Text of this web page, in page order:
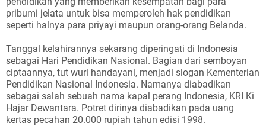
pribumi jelata untuk bisa memperoleh hak pendidikan
seperti halnya para priyayi maupun orang-orang Belanda.
Tanggal kelahirannya sekarang diperingati di Indonesia
sebagai Hari Pendidikan Nasional. Bagian dari semboyan
ciptaannya, tut wuri handayani, menjadi slogan Kementerian
Pendidikan Nasional Indonesia. Namanya diabadikan
sebagai salah sebuah nama kapal perang Indonesia, KRI Ki
Hajar Dewantara. Potret dirinya diabadikan pada uang
kertas pecahan 20.000 rupiah tahun edisi 1998.